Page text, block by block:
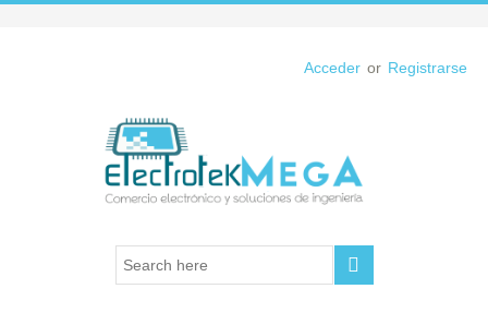
Acceder or Registrarse